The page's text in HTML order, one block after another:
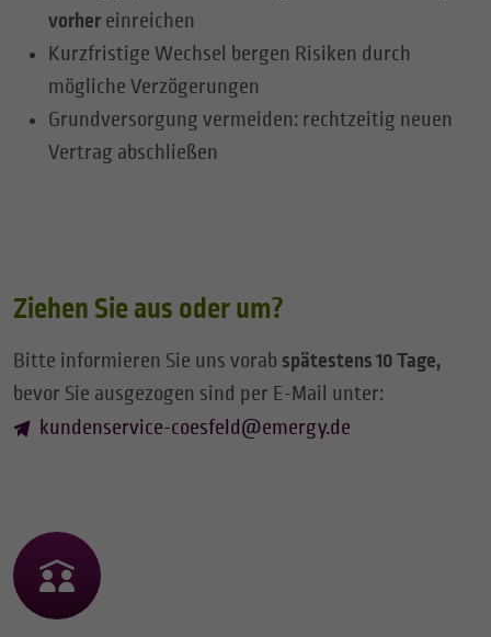
vorher einreichen
Kurzfristige Wechsel bergen Risiken durch
mögliche Verzögerungen
Grundversorgung vermeiden: rechtzeitig neuen
Vertrag abschließen
Ziehen Sie aus oder um?
Bitte informieren Sie uns vorab spätestens 10 Tage,
bevor Sie ausgezogen sind per E-Mail unter:
kundenservice-coesfeld@emergy.de